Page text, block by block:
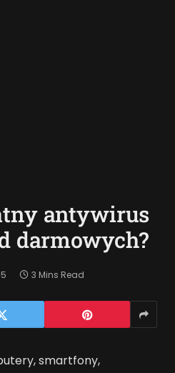
antywirus
darmowych?
3 Mins Read
smartfony,